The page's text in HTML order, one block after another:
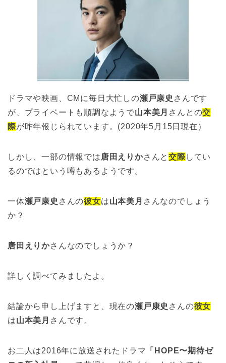
ドラマや映画、CMに毎日大忙しの瀬戸康史 さんです
が、プライベートも順調なようで山本美月 さんとの交
際が昨年報じられています。(2020年5月15日現在）
しかし、一部の情報では 唐田えりかさんと交際 してい
るのではという噂もあるようです。
一体瀬戸康史 さんの彼女は山本美月 さんなのでしょう
か？
唐田えりかさんなのでしょうか？
詳しく調べてみましたよ。
結論から申し上げますと、現在の瀬戸康史 さんの彼女
は山本美月 さんです。
お二人は2016年に放送されたドラマ 「HOPE〜期待ゼ